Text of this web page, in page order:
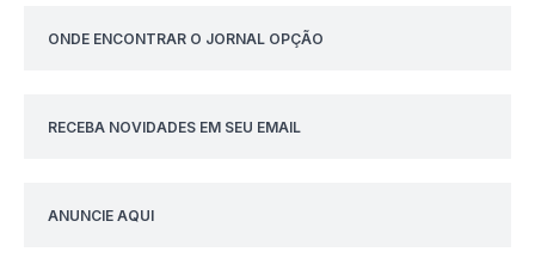
ONDE ENCONTRAR O JORNAL OPÇÃO
RECEBA NOVIDADES EM SEU EMAIL
ANUNCIE AQUI